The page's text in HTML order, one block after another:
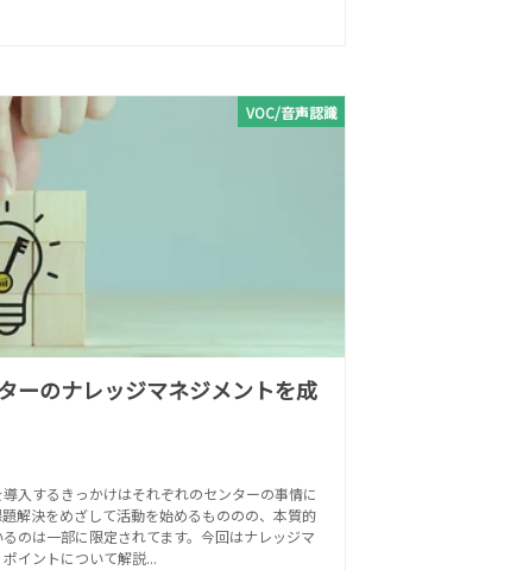
VOC/音声認識
ーのナレッジマネジメントを成
入するきっかけはそれぞれのセンターの事情に
解決をめざして活動を始めるもののの、本質的
のは一部に限定されてます。今回はナレッジマ
イントについて解説...